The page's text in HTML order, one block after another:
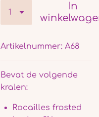
In
Artikelnummer: A68
Bevat de volgende
kralen:
Rocailles frosted